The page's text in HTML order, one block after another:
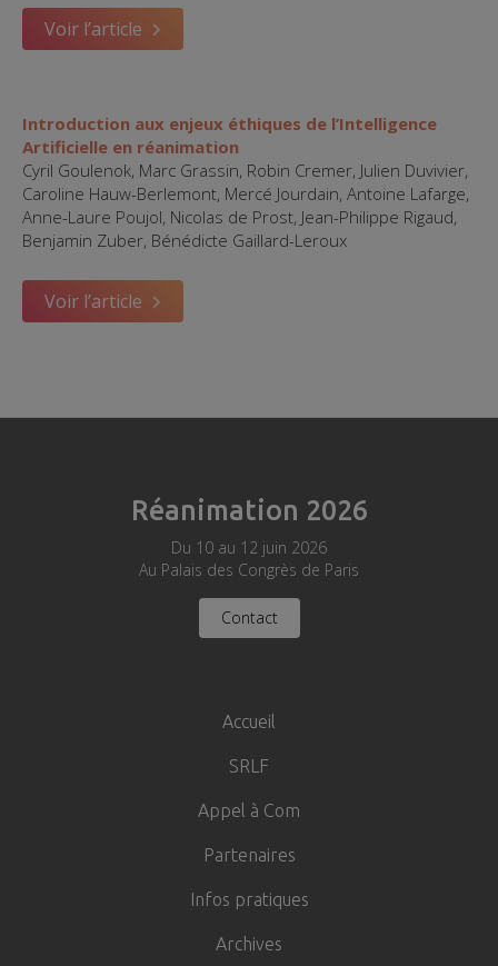
Voir l’article
Introduction aux enjeux éthiques de l’Intelligence
Artificielle en réanimation
Cyril Goulenok, Marc Grassin, Robin Cremer, Julien Duvivier,
Caroline Hauw-Berlemont, Mercé Jourdain, Antoine Lafarge,
Anne-Laure Poujol, Nicolas de Prost, Jean-Philippe Rigaud,
Benjamin Zuber, Bénédicte Gaillard-Leroux
Voir l’article
Réanimation 2026
Du 10 au 12 juin 2026
Au Palais des Congrès de Paris
Contact
Accueil
SRLF
Appel à Com
Partenaires
Infos pratiques
Archives